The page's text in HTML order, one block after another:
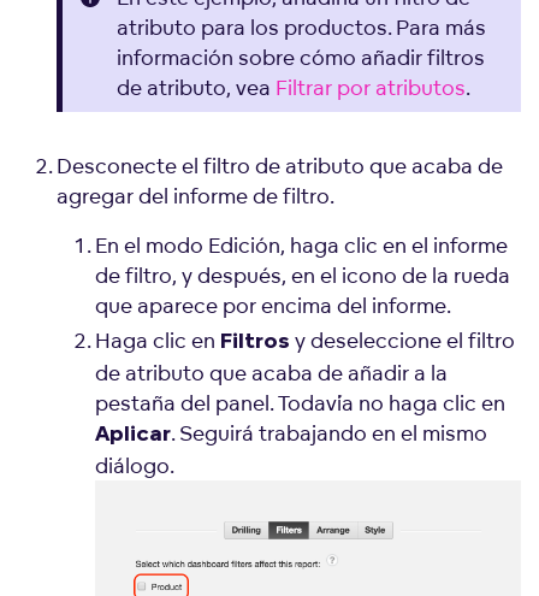
atributo para los productos. Para más
información sobre cómo añadir filtros
de atributo, vea Filtrar por atributos.
Desconecte el filtro de atributo que acaba de
agregar del informe de filtro.
En el modo Edición, haga clic en el informe
de filtro, y después, en el icono de la rueda
que aparece por encima del informe.
Haga clic en Filtros y deseleccione el filtro
de atributo que acaba de añadir a la
pestaña del panel. Todavía no haga clic en
Aplicar. Seguirá trabajando en el mismo
diálogo.